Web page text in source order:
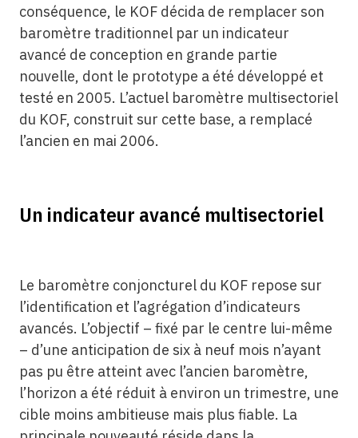
conséquence, le KOF décida de remplacer son
baromètre traditionnel par un indicateur
avancé de conception en grande partie
nouvelle, dont le prototype a été développé et
testé en 2005. L’actuel baromètre multisectoriel
du KOF, construit sur cette base, a remplacé
l’ancien en mai 2006.
Un indicateur avancé multisectoriel
Le baromètre conjoncturel du KOF repose sur
l’identification et l’agrégation d’indicateurs
avancés. L’objectif – fixé par le centre lui-même
– d’une anticipation de six à neuf mois n’ayant
pas pu être atteint avec l’ancien baromètre,
l’horizon a été réduit à environ un trimestre, une
cible moins ambitieuse mais plus fiable. La